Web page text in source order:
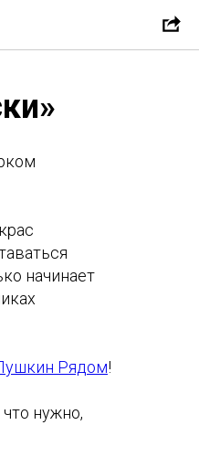
начинает
Рядом!
нужно,